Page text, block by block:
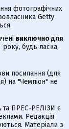
фотографічних
Getty
виключно для
будь ласка,
посилання (для
на "Чемпіон" не
та ПРЕС-РЕЛІЗИ є
Редакція
Матеріали з